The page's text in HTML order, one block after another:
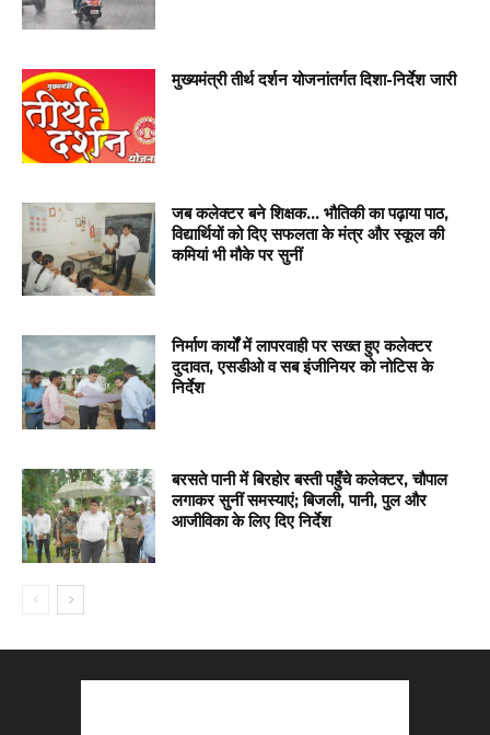
मुख्यमंत्री तीर्थ दर्शन योजनांतर्गत दिशा-निर्देश जारी
जब कलेक्टर बने शिक्षक… भौतिकी का पढ़ाया पाठ,
विद्यार्थियों को दिए सफलता के मंत्र और स्कूल की
कमियां भी मौके पर सुनीं
निर्माण कार्यों में लापरवाही पर सख्त हुए कलेक्टर
दुदावत, एसडीओ व सब इंजीनियर को नोटिस के
निर्देश
बरसते पानी में बिरहोर बस्ती पहुँचे कलेक्टर, चौपाल
लगाकर सुनीं समस्याएं; बिजली, पानी, पुल और
आजीविका के लिए दिए निर्देश